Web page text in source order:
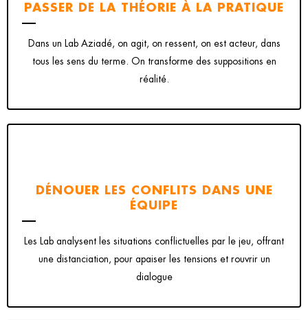
PASSER DE LA THÉORIE À LA PRATIQUE
Dans un Lab Aziadé, on agit, on ressent, on est acteur, dans
tous les sens du terme. On transforme des suppositions en
réalité.
DÉNOUER LES CONFLITS DANS UNE
ÉQUIPE
Les Lab analysent les situations conflictuelles par le jeu, offrant
une distanciation, pour apaiser les tensions et rouvrir un
dialogue